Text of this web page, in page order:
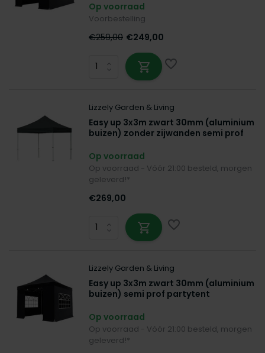
Op voorraad
Voorbestelling
€259,00 €249,00
Lizzely Garden & Living
Easy up 3x3m zwart 30mm (aluminium
buizen) zonder zijwanden semi prof
Op voorraad
Op voorraad - Vóór 21:00 besteld, morgen
geleverd!*
€269,00
Lizzely Garden & Living
Easy up 3x3m zwart 30mm (aluminium
buizen) semi prof partytent
Op voorraad
Op voorraad - Vóór 21:00 besteld, morgen
geleverd!*